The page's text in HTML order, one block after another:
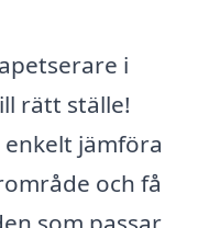
i
rätt ställe!
jämföra
och få